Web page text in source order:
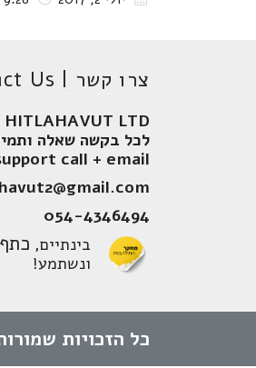
צרו קשר | Contact Us
HITLAHAVUT LTD
לכל בקשה שאלה
call + email
054-4346494
בינתיים, כתף
ונשתמע!
כל הזכויות